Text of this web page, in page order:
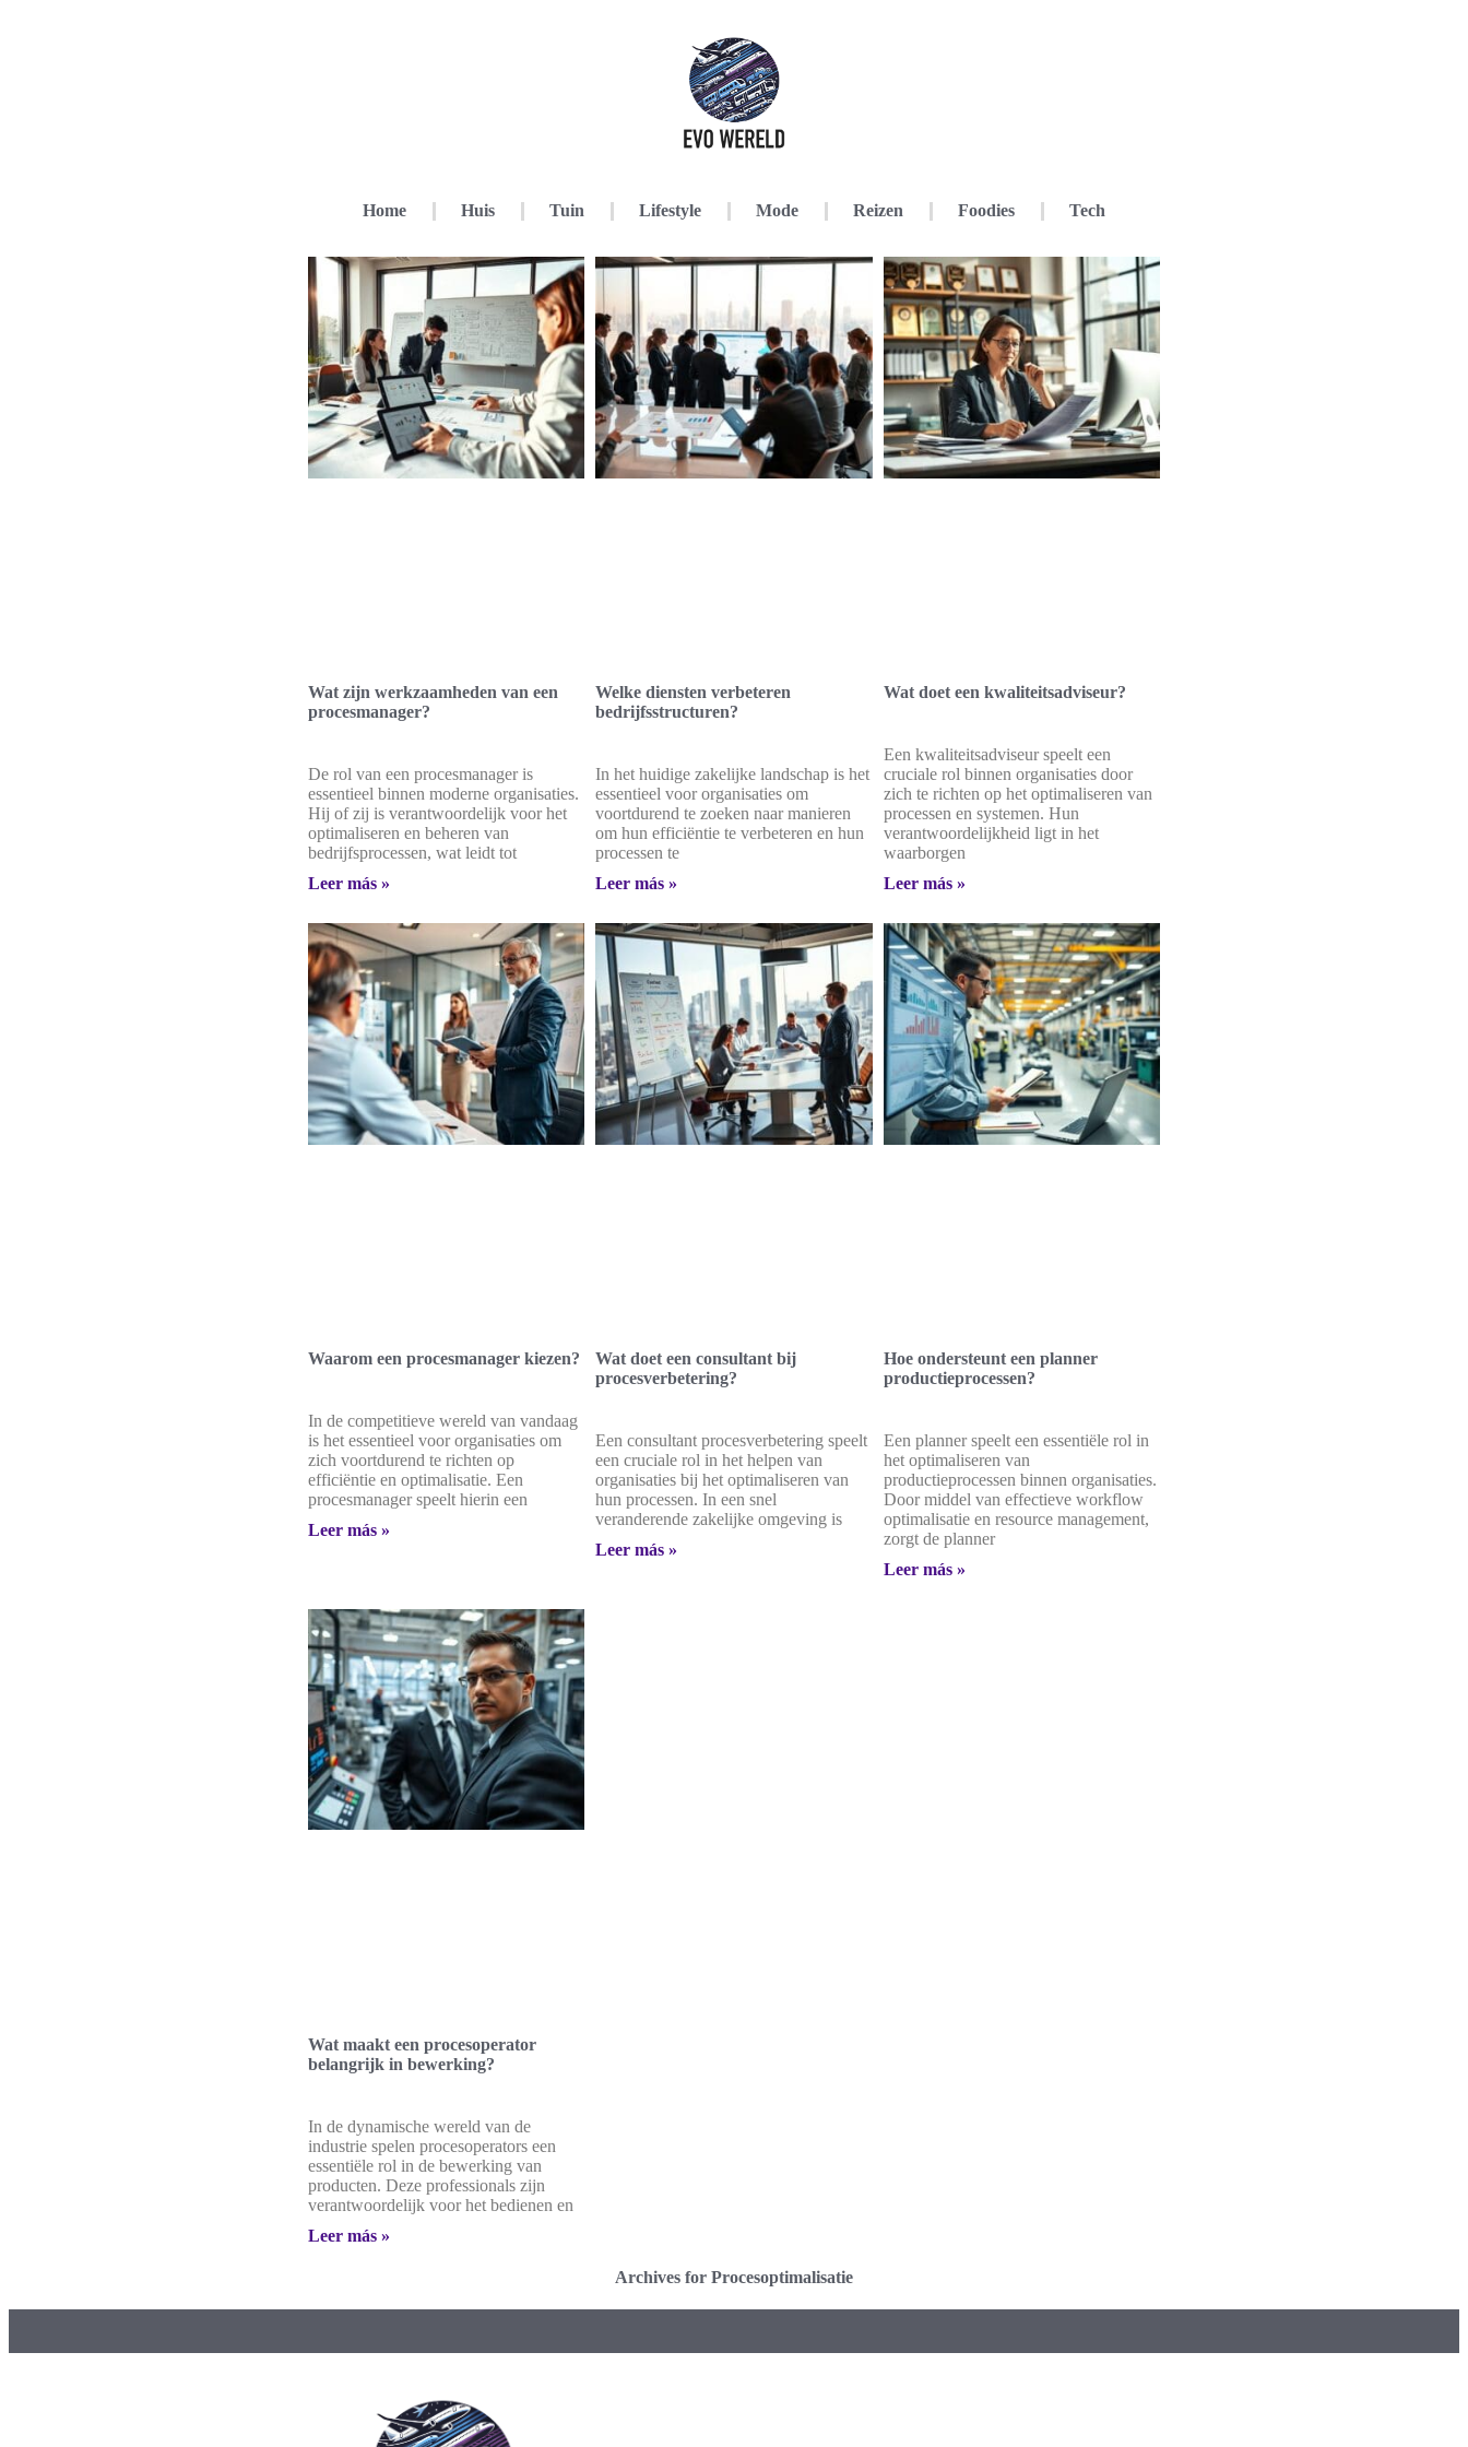
Home Huis Tuin Lifestyle Mode Reizen Foodies Tech
Wat zijn werkzaamheden van een
procesmanager?
De rol van een procesmanager is
essentieel binnen moderne organisaties.
Hij of zij is verantwoordelijk voor het
optimaliseren en beheren van
bedrijfsprocessen, wat leidt tot
Leer más »
Welke diensten verbeteren
bedrijfsstructuren?
In het huidige zakelijke landschap is het
essentieel voor organisaties om
voortdurend te zoeken naar manieren
om hun efficiëntie te verbeteren en hun
processen te
Leer más »
Wat doet een kwaliteitsadviseur?
Een kwaliteitsadviseur speelt een
cruciale rol binnen organisaties door
zich te richten op het optimaliseren van
processen en systemen. Hun
verantwoordelijkheid ligt in het
waarborgen
Leer más »
Waarom een procesmanager kiezen?
In de competitieve wereld van vandaag
is het essentieel voor organisaties om
zich voortdurend te richten op
efficiëntie en optimalisatie. Een
procesmanager speelt hierin een
Leer más »
Wat doet een consultant bij
procesverbetering?
Een consultant procesverbetering speelt
een cruciale rol in het helpen van
organisaties bij het optimaliseren van
hun processen. In een snel
veranderende zakelijke omgeving is
Leer más »
Hoe ondersteunt een planner
productieprocessen?
Een planner speelt een essentiële rol in
het optimaliseren van
productieprocessen binnen organisaties.
Door middel van effectieve workflow
optimalisatie en resource management,
zorgt de planner
Leer más »
Wat maakt een procesoperator
belangrijk in bewerking?
In de dynamische wereld van de
industrie spelen procesoperators een
essentiële rol in de bewerking van
producten. Deze professionals zijn
verantwoordelijk voor het bedienen en
Leer más »
Archives for Procesoptimalisatie